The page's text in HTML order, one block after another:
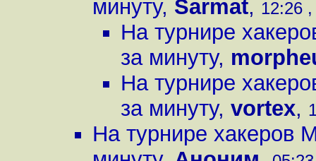
минуту, Sarmat, 12:26
На турнире
за минуту,
На турнире
за минуту, vortex,
На турнире хакеров